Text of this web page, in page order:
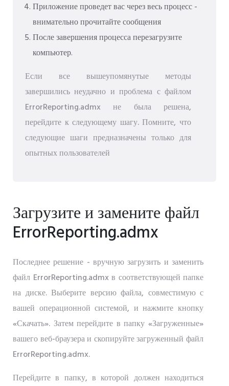
Приложение проведет вас через весь процесс -
внимательно прочитайте сообщения
После завершения процесса перезагрузите
компьютер.
Если все вышеупомянутые методы
завершились неудачно и проблема с файлом
ErrorReporting.admx не была решена,
перейдите к следующему шагу. Помните, что
следующие шаги предназначены только для
опытных пользователей
Загрузите и замените файл
ErrorReporting.admx
Последнее решение - вручную загрузить и заменить
файл ErrorReporting.admx в соответствующей папке
на диске. Выберите версию файла, совместимую с
вашей операционной системой, и нажмите кнопку
«Скачать». Затем перейдите в папку «Загруженные»
вашего веб-браузера и скопируйте загруженный файл
ErrorReporting.admx.
Перейдите в папку, в которой должен находиться